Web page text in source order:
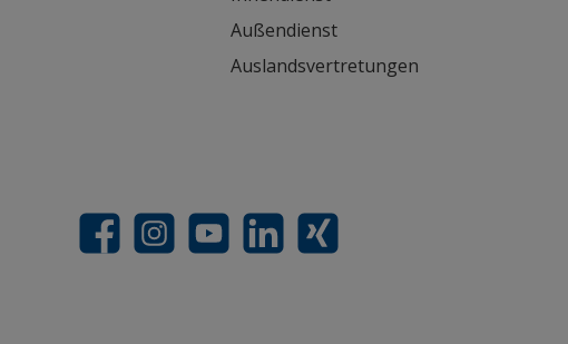
Außendienst
Auslandsvertretungen
FacebookInstagramYouTubeLinkedInXing